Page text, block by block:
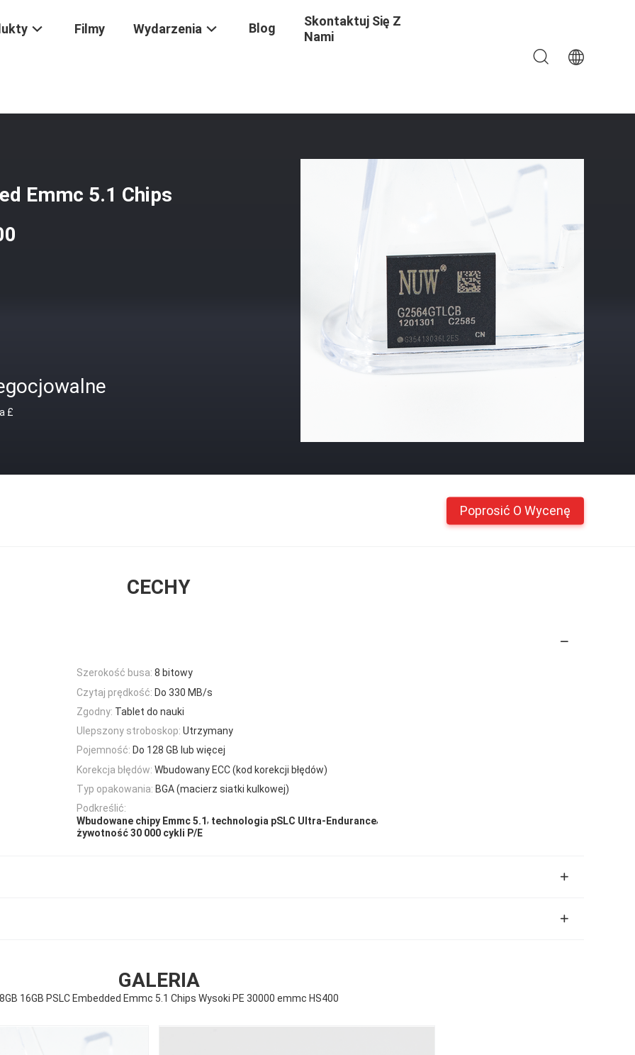
Filmy Wydarzenia Blog
Skontaktuj Się Z
Nami
Emmc 5.1 Chips
£
Poprosić O Wycenę
CECHY
Szerokość busa: 8 bitowy
Czytaj prędkość: Do 330 MB/s
Zgodny: Tablet do nauki
Ulepszony stroboskop: Utrzymany
Pojemność: Do 128 GB lub więcej
Korekcja błędów: Wbudowany ECC (kod korekcji błędów)
Typ opakowania: BGA (macierz siatki kulkowej)
Podkreślić:
Wbudowane chipy Emmc 5.1, technologia pSLC Ultra-Endurance,
żywotność 30 000 cykli P/E
GALERIA
16GB PSLC Embedded Emmc 5.1 Chips Wysoki PE 30000 emmc HS400